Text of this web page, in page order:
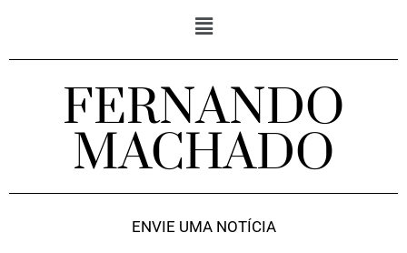
FERNANDO
MACHADO
ENVIE UMA NOTÍCIA